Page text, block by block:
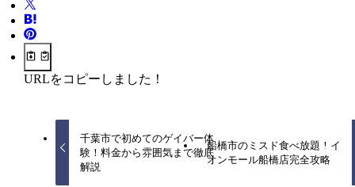
URLをコピーしました！
千葉市で初めてのゲイバー体
験！料金から雰囲気まで徹底
解説
船橋市のミスド食べ放題！イ
オンモール船橋店完全攻略